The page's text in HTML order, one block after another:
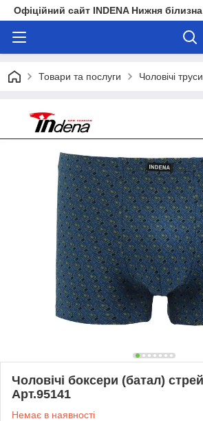
Офіційний сайт INDENA Нижня
Товари та послуги Чоловічі труси
Чоловічі боксери (батал)
Арт.95141
Немає в наявності